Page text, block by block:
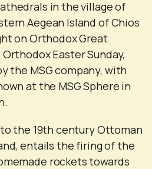
in the village of
Aegean Island of Chios
on Orthodox Great
Easter Sunday,
the MSG company, with
at the MSG Sphere in
the 19th century Ottoman
entails the firing of the
rockets towards